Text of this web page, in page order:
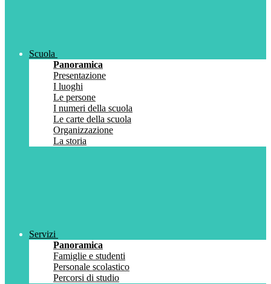
Scuola
Panoramica
Presentazione
I luoghi
Le persone
I numeri della scuola
Le carte della scuola
Organizzazione
La storia
Servizi
Panoramica
Famiglie e studenti
Personale scolastico
Percorsi di studio